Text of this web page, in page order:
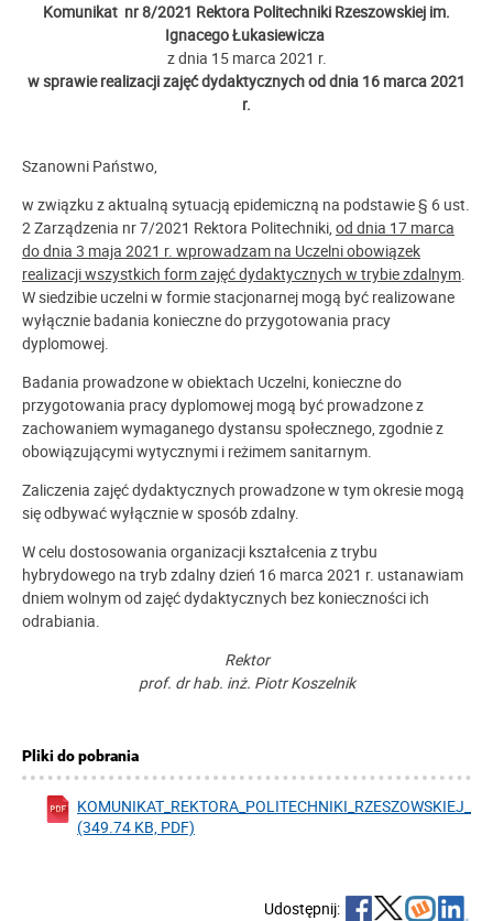
Komunikat nr 8/2021 Rektora Politechniki Rzeszowskiej im.
Ignacego Łukasiewicza
z dnia 15 marca 2021 r.
w sprawie realizacji zajęć dydaktycznych od dnia 16 marca 2021
r.
Szanowni Państwo,
w związku z aktualną sytuacją epidemiczną na podstawie § 6 ust.
2 Zarządzenia nr 7/2021 Rektora Politechniki, od dnia 17 marca
do dnia 3 maja 2021 r. wprowadzam na Uczelni obowiązek
realizacji wszystkich form zajęć dydaktycznych w trybie zdalnym.
W siedzibie uczelni w formie stacjonarnej mogą być realizowane
wyłącznie badania konieczne do przygotowania pracy
dyplomowej.
Badania prowadzone w obiektach Uczelni, konieczne do
przygotowania pracy dyplomowej mogą być prowadzone z
zachowaniem wymaganego dystansu społecznego, zgodnie z
obowiązującymi wytycznymi i reżimem sanitarnym.
Zaliczenia zajęć dydaktycznych prowadzone w tym okresie mogą
się odbywać wyłącznie w sposób zdalny.
W celu dostosowania organizacji kształcenia z trybu
hybrydowego na tryb zdalny dzień 16 marca 2021 r. ustanawiam
dniem wolnym od zajęć dydaktycznych bez konieczności ich
odrabiania.
Rektor
prof. dr hab. inż. Piotr Koszelnik
Pliki do pobrania
(349.74 KB, PDF)
Udostępnij: